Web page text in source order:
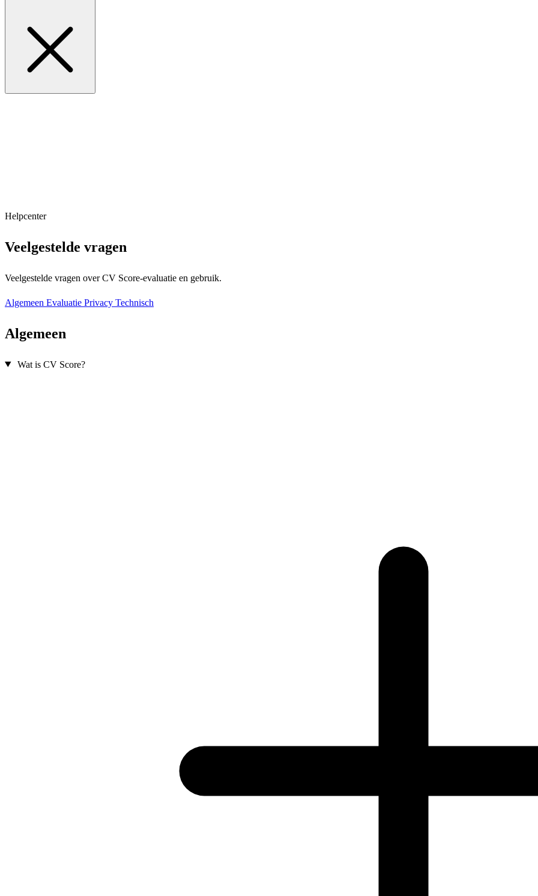
Helpcenter
Veelgestelde vragen
Veelgestelde vragen over CV Score-evaluatie en gebruik.
Algemeen Evaluatie Privacy Technisch
Algemeen
Wat is CV Score?